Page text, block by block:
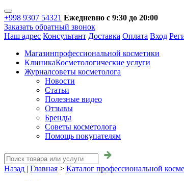
+998 9307 54321 Ежедневно с 9:30 до 20:00
Заказать обратный звонок
Наш адрес Консультант Доставка Оплата Вход
Магазинпрофессиональной косметики
КлиникаКосметологические услуги
Журналсоветы косметолога
Новости
Статьи
Полезные видео
Отзывы
Бренды
Советы косметолога
Помощь покупателям
Назад | Главная > Каталог профессиональной